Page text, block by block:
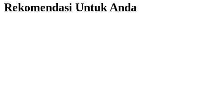
Rekomendasi Untuk Anda